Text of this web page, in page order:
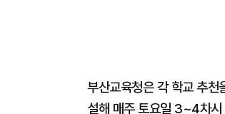
부산교육청은 각 학교 추
설해 매주 토요일 3~4차시